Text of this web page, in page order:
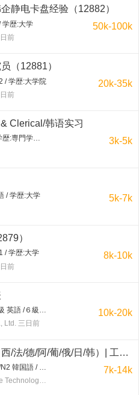
静电卡盘经验（12882）
学歴:大学
前
50k-100k
（12881）
/ 学歴:大学院
前
20k-35k
Clerical/韩语实习
広州-越秀区 / 韓国語 / 学歴:専門学校・短大
3k-5k
/ 学歴:大学
5k-7k
）
/ 学歴:大学
前
8k-10k
銀川-金凤区 / 日本語 /4級 英語 /６級 日本語を優先 / 学歴:大学
Ltd. 三日前
10k-20k
小语种跨境主播（西/法/德/阿/葡/俄/日/韩）| 工作地点：连云港东海水晶城 | 保底7-20K+提成+免费培训
連雲港-东海县 / 日本語 /N2 韓国語 / 学歴:を問わず
Nantong Integrity Textile Technology Co.,Ltd 三日前
7k-14k